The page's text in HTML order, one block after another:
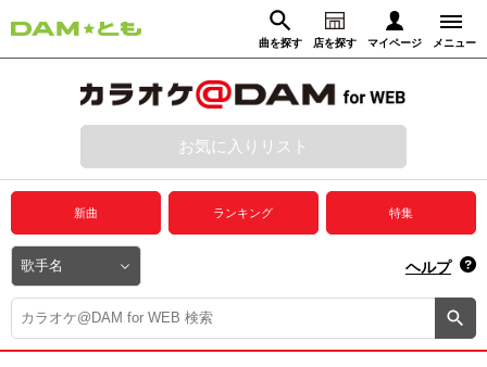
曲を探す 店を探す マイページ メニュー
動画からさがす 録音からさがす
ログイン
プレミアムサービス
DAM★とも動画
DAM★とも録音
カラオケ＠DAM
お気に入りリスト
新曲 ランキング 特集
ヘルプ